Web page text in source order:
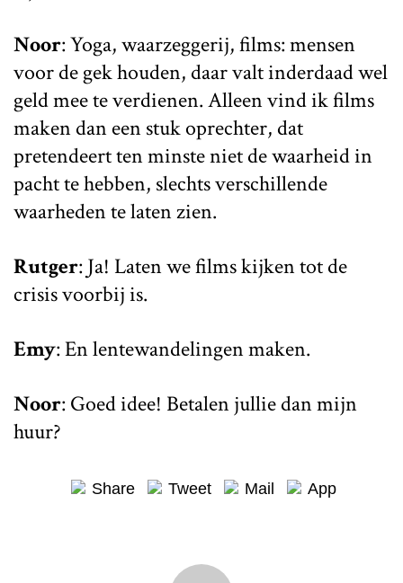
Noor: Yoga, waarzeggerij, films: mensen
voor de gek houden, daar valt inderdaad wel
geld mee te verdienen. Alleen vind ik films
maken dan een stuk oprechter, dat
pretendeert ten minste niet de waarheid in
pacht te hebben, slechts verschillende
waarheden te laten zien.
Rutger: Ja! Laten we films kijken tot de
crisis voorbij is.
Emy: En lentewandelingen maken.
Noor: Goed idee! Betalen jullie dan mijn
huur?
Share Tweet Mail App